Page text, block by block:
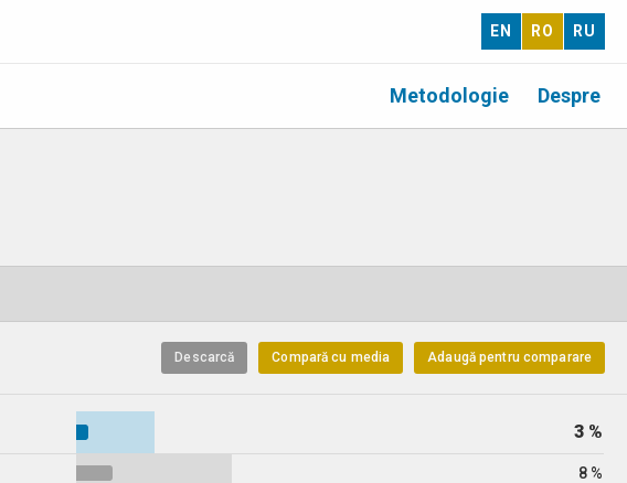
EN RO RU
Despre
Metodologie
Adaugă pentru comparare
Compară cu media
Descarcă
3 %
8 %